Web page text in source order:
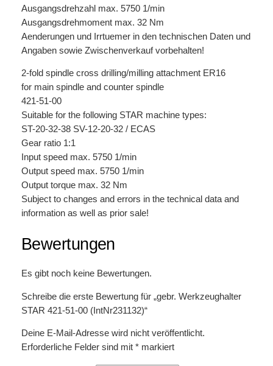
Ausgangsdrehzahl max. 5750 1/min
Ausgangsdrehmoment max. 32 Nm
Aenderungen und Irrtuemer in den technischen Daten und
Angaben sowie Zwischenverkauf vorbehalten!
2-fold spindle cross drilling/milling attachment ER16
for main spindle and counter spindle
421-51-00
Suitable for the following STAR machine types:
ST-20-32-38 SV-12-20-32 / ECAS
Gear ratio 1:1
Input speed max. 5750 1/min
Output speed max. 5750 1/min
Output torque max. 32 Nm
Subject to changes and errors in the technical data and
information as well as prior sale!
Bewertungen
Es gibt noch keine Bewertungen.
Schreibe die erste Bewertung für „gebr. Werkzeughalter
STAR 421-51-00 (IntNr231132)“
Deine E-Mail-Adresse wird nicht veröffentlicht.
Erforderliche Felder sind mit *markiert